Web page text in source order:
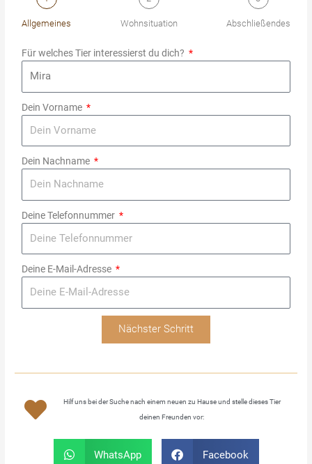
Allgemeines Wohnsituation Abschließendes
Für welches Tier interessierst du dich?
Dein Vorname
Dein Nachname
Deine Telefonnummer
Deine E-Mail-Adresse
Nächster Schritt
Hilf uns bei der Suche nach einem neuen zu Hause und stelle dieses Tier
deinen Freunden vor:
WhatsApp Facebook